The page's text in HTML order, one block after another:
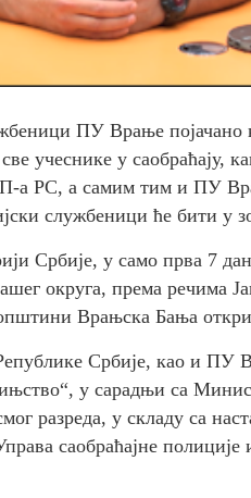
ПУ Врање појачано
учеснике у саобраћају,
а РС, а самим тим и ПУ
службеници ће бити у
Србије, у само прва 7
округа, према речима
Врањска Бања
Србије, као и ПУ
у сарадњи са
разреда, у складу са
саобраћајне